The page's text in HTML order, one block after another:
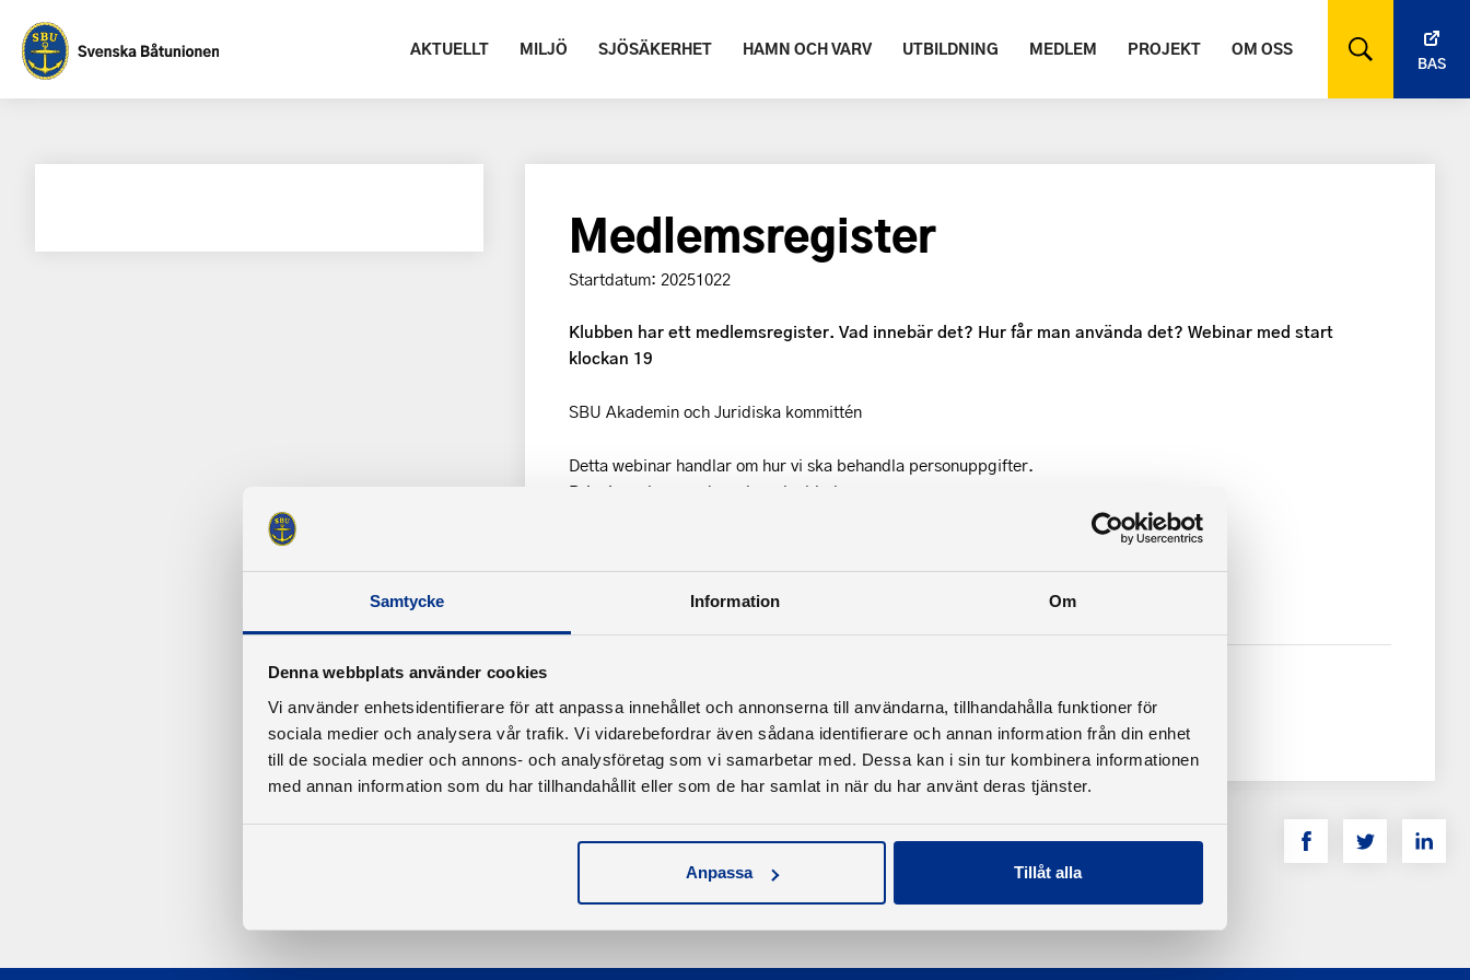
Samtycke Information Om
Denna webbplats använder cookies
Vi använder enhetsidentifierare för att anpassa innehållet och annonserna till användarna, tillhandahålla funktioner för
sociala medier och analysera vår trafik. Vi vidarebefordrar även sådana identifierare och annan information från din enhet
till de sociala medier och annons- och analysföretag som vi samarbetar med. Dessa kan i sin tur kombinera informationen
med annan information som du har tillhandahållit eller som de har samlat in när du har använt deras tjänster.
Anpassa Tillåt alla
AKTUELLT MILJÖ SJÖSÄKERHET HAMN OCH VARV UTBILDNING MEDLEM PROJEKT OM OSS
BAS
Medlemsregister
Startdatum: 20251022
Klubben har ett medlemsregister. Vad innebär det? Hur får man använda det? Webinar med start
klockan 19
SBU Akademin och Juridiska kommittén
Detta webinar handlar om hur vi ska behandla personuppgifter.
Principer, lagar och regler, skyddade personer m.m.
Anslut till mötet här(börjar klockan 19, anslut gärna före 19)
Tillbaka